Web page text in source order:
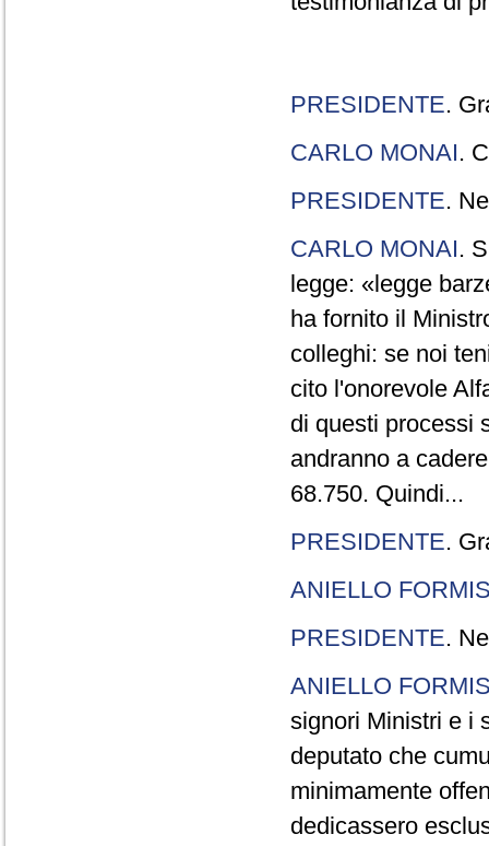
PRESIDENTE.
CARLO MONAI.
PRESIDENTE.
CARLO MONAI.
legge: «legge
ha fornito il
colleghi: se noi
cito l'onorevole
di questi processi
andranno a
68.750. Quindi...
PRESIDENTE.
ANIELLO
PRESIDENTE.
ANIELLO
signori Ministri e i
deputato che
minimamente
dedicassero